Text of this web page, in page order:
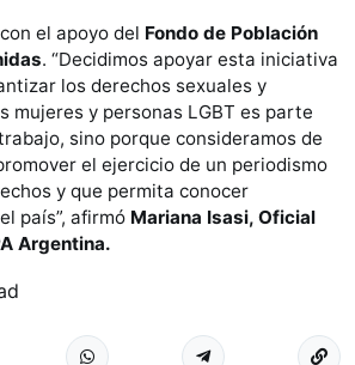
el apoyo del Fondo de Población
. “Decidimos apoyar esta iniciativa
los derechos sexuales y
mujeres y personas LGBT es parte
sino porque consideramos de
el ejercicio de un periodismo
y que permita conocer
país”, afirmó Mariana Isasi, Oficial
Argentina.